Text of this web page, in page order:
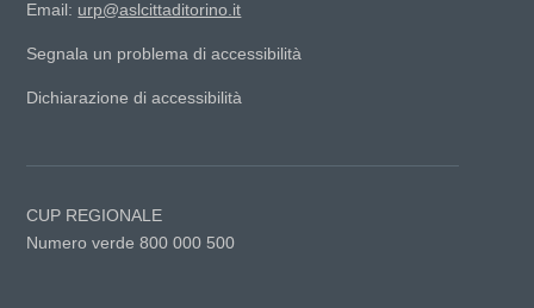
Email: urp@aslcittaditorino.it
Segnala un problema di accessibilità
Dichiarazione di accessibilità
CUP REGIONALE
Numero verde 800 000 500